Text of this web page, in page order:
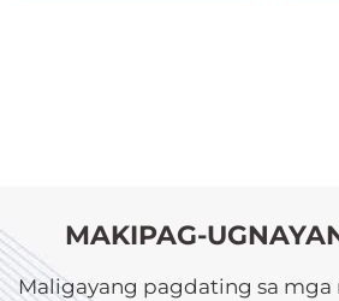
MAKIPAG-
Maligayang pagdating sa